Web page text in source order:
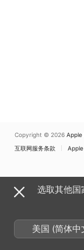
Copyright © 2026 Apple
互联网服务条款
选取其他国
美国 (简体中